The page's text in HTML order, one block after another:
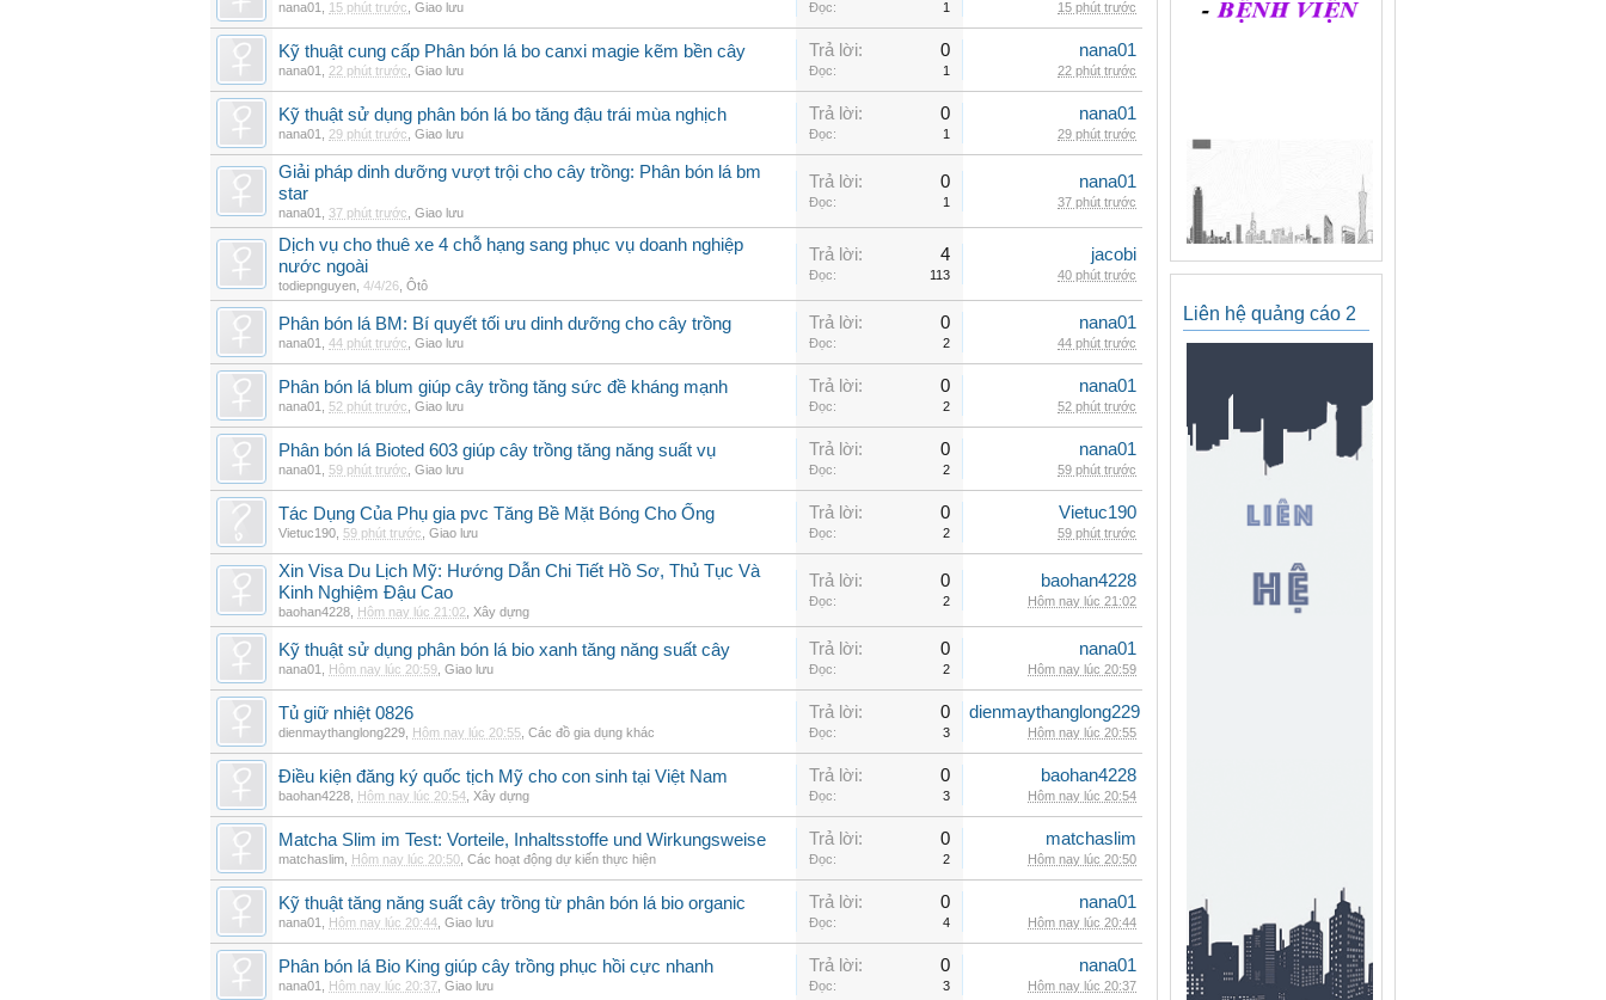
nana01 15 phút trước Giao lưu Đọc: 1 15 phút trước
Kỹ thuật cung cấp Phân bón lá bo canxi magie kẽm bền cây
nana01 22 phút trước Giao lưu
Trả lời: 0
Đọc: 1
nana01
22 phút trước
Kỹ thuật sử dụng phân bón lá bo tăng đậu trái mùa nghịch
nana01 29 phút trước Giao lưu
Trả lời: 0
Đọc: 1
nana01
29 phút trước
Giải pháp dinh dưỡng vượt trội cho cây trồng: Phân bón lá bm
star
nana01 37 phút trước Giao lưu
Trả lời: 0
Đọc: 1
nana01
37 phút trước
Dịch vụ cho thuê xe 4 chỗ hạng sang phục vụ doanh nghiệp
nước ngoài
todiepnguyen 4/4/26 Ôtô
Trả lời: 4
Đọc: 113
jacobi
40 phút trước
Phân bón lá BM: Bí quyết tối ưu dinh dưỡng cho cây trồng
nana01 44 phút trước Giao lưu
Trả lời: 0
Đọc: 2
nana01
44 phút trước
Phân bón lá blum giúp cây trồng tăng sức đề kháng mạnh
nana01 52 phút trước Giao lưu
Trả lời: 0
Đọc: 2
nana01
52 phút trước
Phân bón lá Bioted 603 giúp cây trồng tăng năng suất vụ
nana01 59 phút trước Giao lưu
Trả lời: 0
Đọc: 2
nana01
59 phút trước
Tác Dụng Của Phụ gia pvc Tăng Bề Mặt Bóng Cho Ống
Vietuc190 59 phút trước Giao lưu
Trả lời: 0
Đọc: 2
Vietuc190
59 phút trước
Xin Visa Du Lịch Mỹ: Hướng Dẫn Chi Tiết Hồ Sơ, Thủ Tục Và
Kinh Nghiệm Đậu Cao
baohan4228 Hôm nay lúc 21:02 Xây dựng
Trả lời: 0
Đọc: 2
baohan4228
Hôm nay lúc 21:02
Kỹ thuật sử dụng phân bón lá bio xanh tăng năng suất cây
nana01 Hôm nay lúc 20:59 Giao lưu
Trả lời: 0
Đọc: 2
nana01
Hôm nay lúc 20:59
Tủ giữ nhiệt 0826
dienmaythanglong229 Hôm nay lúc 20:55 Các đồ gia dụng khác
Trả lời: 0
Đọc: 3
dienmaythanglong229
Hôm nay lúc 20:55
Điều kiện đăng ký quốc tịch Mỹ cho con sinh tại Việt Nam
baohan4228 Hôm nay lúc 20:54 Xây dựng
Trả lời: 0
Đọc: 3
baohan4228
Hôm nay lúc 20:54
Matcha Slim im Test: Vorteile, Inhaltsstoffe und Wirkungsweise
matchaslim Hôm nay lúc 20:50 Các hoạt động dự kiến thực hiện
Trả lời: 0
Đọc: 2
matchaslim
Hôm nay lúc 20:50
Kỹ thuật tăng năng suất cây trồng từ phân bón lá bio organic
nana01 Hôm nay lúc 20:44 Giao lưu
Trả lời: 0
Đọc: 4
nana01
Hôm nay lúc 20:44
Phân bón lá Bio King giúp cây trồng phục hồi cực nhanh
nana01 Hôm nay lúc 20:37 Giao lưu
Trả lời: 0
Đọc: 3
nana01
Hôm nay lúc 20:37
Liên hệ quảng cáo 2